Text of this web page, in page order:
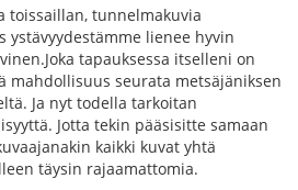
toissaillan, tunnelmakuvia
ystävyydestämme lienee hyvin
Joka tapauksessa itselleni on
mahdollisuus seurata metsäjäniksen
Ja nyt todella tarkoitan
Jotta tekin pääsisitte samaan
kaikki kuvat yhtä
täysin rajaamattomia.